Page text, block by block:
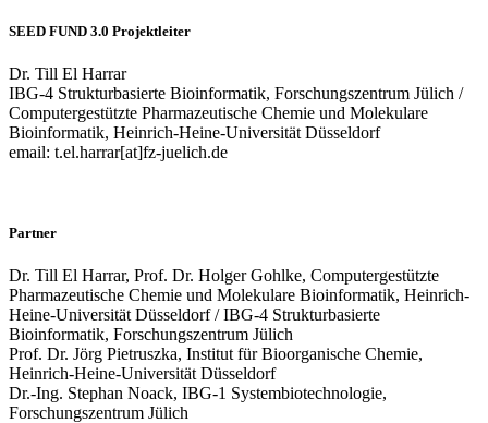
SEED FUND 3.0 Projektleiter
Dr. Till El Harrar
IBG-4 Strukturbasierte Bioinformatik, Forschungszentrum Jülich /
Computergestützte Pharmazeutische Chemie und Molekulare
Bioinformatik, Heinrich-Heine-Universität Düsseldorf
email: t.el.harrar[at]fz-juelich.de
Partner
Dr. Till El Harrar, Prof. Dr. Holger Gohlke, Computergestützte
Pharmazeutische Chemie und Molekulare Bioinformatik, Heinrich-
Heine-Universität Düsseldorf / IBG-4 Strukturbasierte
Bioinformatik, Forschungszentrum Jülich
Prof. Dr. Jörg Pietruszka, Institut für Bioorganische Chemie,
Heinrich-Heine-Universität Düsseldorf
Dr.-Ing. Stephan Noack, IBG-1 Systembiotechnologie,
Forschungszentrum Jülich